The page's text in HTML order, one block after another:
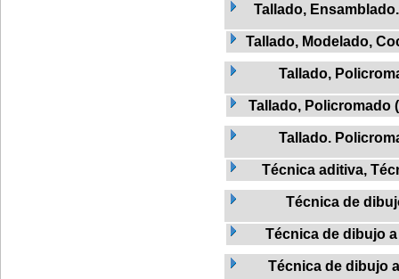
Tallado,
Tallado, Modelado,
Tallado,
Tallado, Policromado
Tallado.
Técnica aditiva,
Técnica de
Técnica de dibujo
Técnica de dibujo